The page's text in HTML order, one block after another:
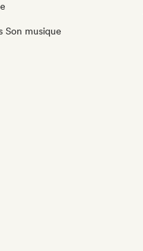
Son musique